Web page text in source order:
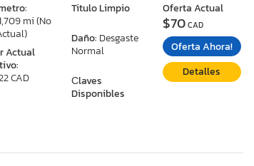
mi (No
Actual
CAD
Titulo Limpio
Daño: Desgaste
Normal
Сlaves
Disponibles
Oferta Actual
$70CAD
Oferta Ahora!
Detalles